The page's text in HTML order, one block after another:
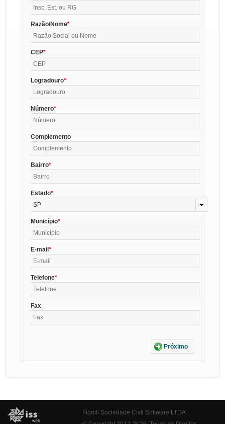
Razão/Nome
CEP
Logradouro
Número
Complemento
Bairro
Estado
SP
Município
E-mail
Telefone
Fax
Próximo
Fiorilli Sociedade Civil Software LTDA